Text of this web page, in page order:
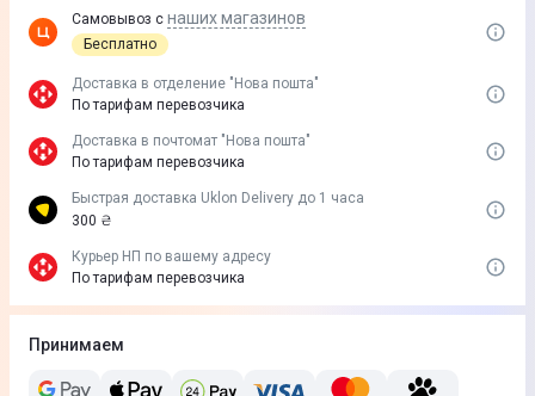
Самовывоз с наших магазинов
Бесплатно
Доставка в отделение "Нова пошта"
По тарифам перевозчика
Доставка в почтомат "Нова пошта"
По тарифам перевозчика
Быстрая доставка Uklon Delivery до 1 часа
300 ₴
Курьер НП по вашему адресу
По тарифам перевозчика
Принимаем